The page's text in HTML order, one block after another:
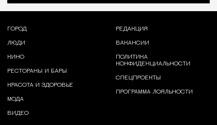
ГОРОД
ЛЮДИ
КИНО
РЕСТОРАНЫ И БАРЫ
КРАСОТА И ЗДОРОВЬЕ
МОДА
ВИДЕО
РЕДАКЦИЯ
ВАКАНСИИ
ПОЛИТИКА
КОНФИДЕНЦИАЛЬНОСТИ
СПЕЦПРОЕКТЫ
ПРОГРАММА ЛОЯЛЬНОСТИ